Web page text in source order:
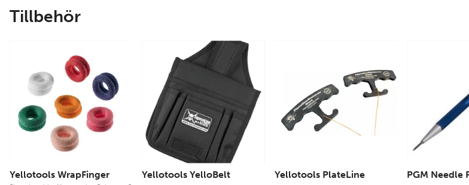
Tillbehör
Yellotools WrapFinger
Yellotools YelloBelt
Yellotools PlateLine
PGM Needle